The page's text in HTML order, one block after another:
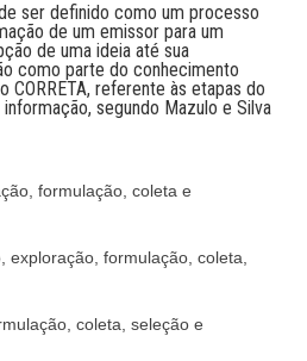
ser definido como um processo
de um emissor para um
de uma ideia até sua
como parte do conhecimento
CORRETA, referente às etapas do
segundo Mazulo e Silva
formulação, coleta e
exploração, formulação, coleta,
coleta, seleção e